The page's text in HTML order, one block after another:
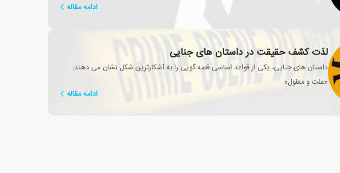
ادامه مقاله
لذت کشف حقیقت در داستان های جنایی
داستان های جنایی، یکی از قواعد اساسی قصه گویی را به آشکارترین شکل نشان می دهند:
«علت و معلول»
ادامه مقاله